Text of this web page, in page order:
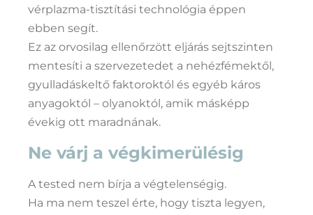
vérplazma-tisztítási technológia éppen
ebben segít.
Ez az orvosilag ellenőrzött eljárás sejtszinten
mentesíti a szervezetedet a nehézfémektől,
gyulladáskeltő faktoroktól és egyéb káros
anyagoktól – olyanoktól, amik másképp
évekig ott maradnának.
Ne várj a végkimerülésig
A tested nem bírja a végtelenségig.
Ha ma nem teszel érte, hogy tiszta legyen,